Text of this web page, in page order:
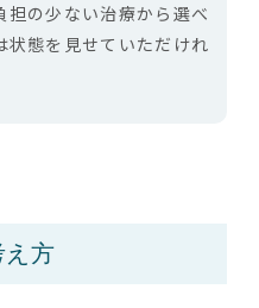
担の少ない治療から選べ
状態を見せていただけれ
え方